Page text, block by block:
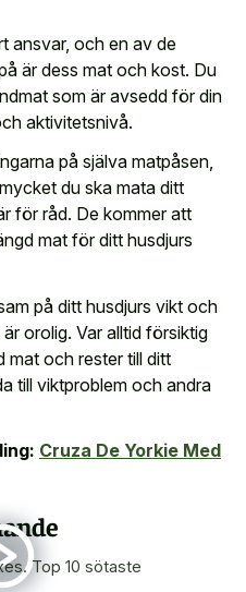
ansvar, och en av de
är dess mat och kost. Du
som är avsedd för din
aktivitetsnivå.
på själva matpåsen,
du ska mata ditt
för råd. De kommer att
mat för ditt husdjurs
på ditt husdjurs vikt och
orolig. Var alltid försiktig
mat och rester till ditt
till viktproblem och andra
Cruza De Yorkie Med
Top 10 sötaste